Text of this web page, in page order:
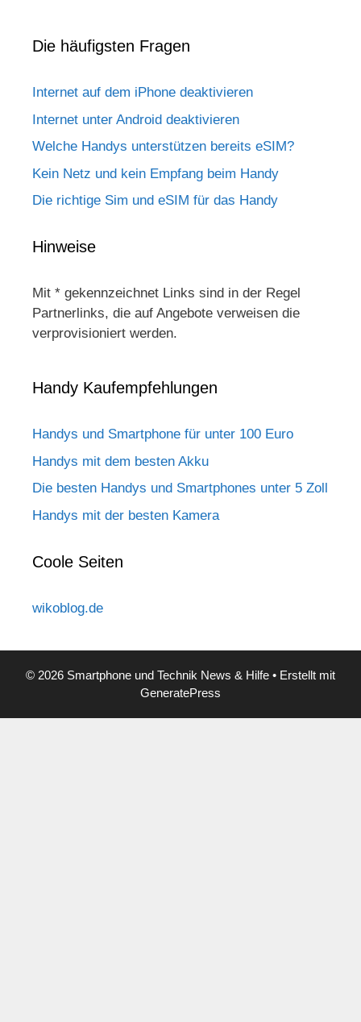
Die häufigsten Fragen
Internet auf dem iPhone deaktivieren
Internet unter Android deaktivieren
Welche Handys unterstützen bereits eSIM?
Kein Netz und kein Empfang beim Handy
Die richtige Sim und eSIM für das Handy
Hinweise
Mit * gekennzeichnet Links sind in der Regel
Partnerlinks, die auf Angebote verweisen die
verprovisioniert werden.
Handy Kaufempfehlungen
Handys und Smartphone für unter 100 Euro
Handys mit dem besten Akku
Die besten Handys und Smartphones unter 5 Zoll
Handys mit der besten Kamera
Coole Seiten
wikoblog.de
© 2026 Smartphone und Technik News & Hilfe • Erstellt mit
GeneratePress